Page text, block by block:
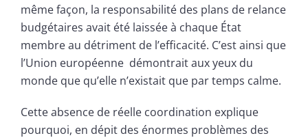
même façon, la responsabilité des plans de relance
budgétaires avait été laissée à chaque État
membre au détriment de l’efficacité. C’est ainsi que
l’Union européenne démontrait aux yeux du
monde que qu’elle n’existait que par temps calme.
Cette absence de réelle coordination explique
pourquoi, en dépit des énormes problèmes des